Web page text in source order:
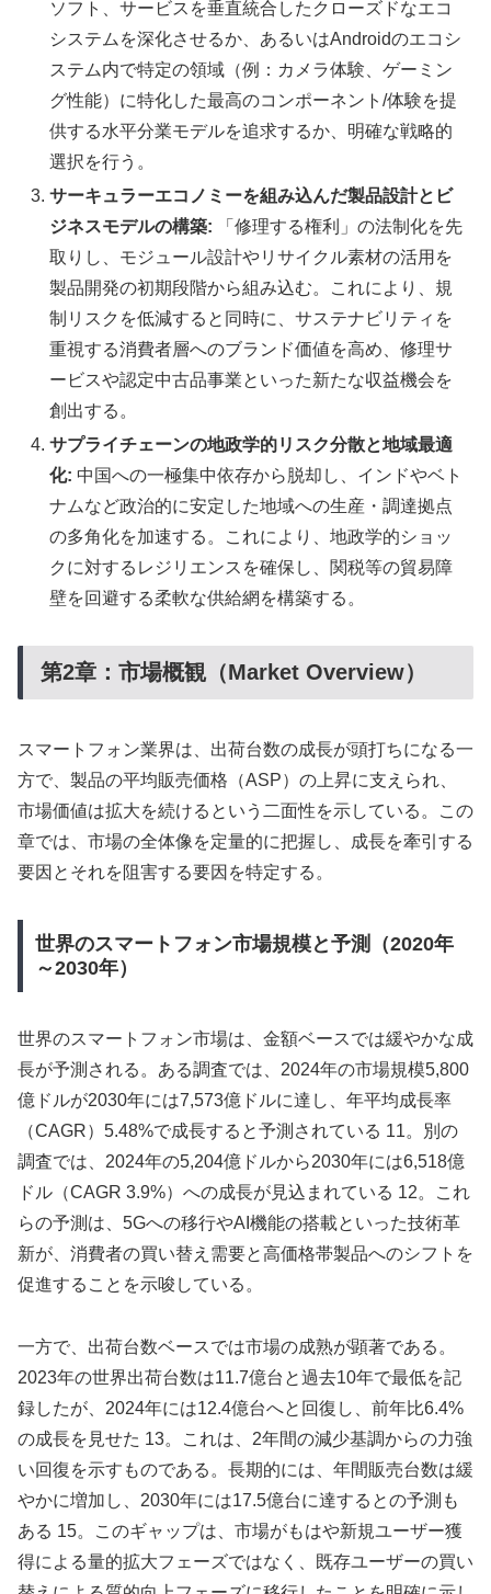
ソフト、サービスを垂直統合したクローズドなエコ
システムを深化させるか、あるいはAndroidのエコシ
ステム内で特定の領域（例：カメラ体験、ゲーミン
グ性能）に特化した最高のコンポーネント/体験を提
供する水平分業モデルを追求するか、明確な戦略的
選択を行う。
サーキュラーエコノミーを組み込んだ製品設計とビ
ジネスモデルの構築: 「修理する権利」の法制化を先
取りし、モジュール設計やリサイクル素材の活用を
製品開発の初期段階から組み込む。これにより、規
制リスクを低減すると同時に、サステナビリティを
重視する消費者層へのブランド価値を高め、修理サ
ービスや認定中古品事業といった新たな収益機会を
創出する。
サプライチェーンの地政学的リスク分散と地域最適
化: 中国への一極集中依存から脱却し、インドやベト
ナムなど政治的に安定した地域への生産・調達拠点
の多角化を加速する。これにより、地政学的ショッ
クに対するレジリエンスを確保し、関税等の貿易障
壁を回避する柔軟な供給網を構築する。
第2章：市場概観（Market Overview）
スマートフォン業界は、出荷台数の成長が頭打ちになる一
方で、製品の平均販売価格（ASP）の上昇に支えられ、
市場価値は拡大を続けるという二面性を示している。この
章では、市場の全体像を定量的に把握し、成長を牽引する
要因とそれを阻害する要因を特定する。
世界のスマートフォン市場規模と予測（2020年
～2030年）
世界のスマートフォン市場は、金額ベースでは緩やかな成
長が予測される。ある調査では、2024年の市場規模5,800
億ドルが2030年には7,573億ドルに達し、年平均成長率
（CAGR）5.48%で成長すると予測されている 11。別の
調査では、2024年の5,204億ドルから2030年には6,518億
ドル（CAGR 3.9%）への成長が見込まれている 12。これ
らの予測は、5Gへの移行やAI機能の搭載といった技術革
新が、消費者の買い替え需要と高価格帯製品へのシフトを
促進することを示唆している。
一方で、出荷台数ベースでは市場の成熟が顕著である。
2023年の世界出荷台数は11.7億台と過去10年で最低を記
録したが、2024年には12.4億台へと回復し、前年比6.4%
の成長を見せた 13。これは、2年間の減少基調からの力強
い回復を示すものである。長期的には、年間販売台数は緩
やかに増加し、2030年には17.5億台に達するとの予測も
ある 15。このギャップは、市場がもはや新規ユーザー獲
得による量的拡大フェーズではなく、既存ユーザーの買い